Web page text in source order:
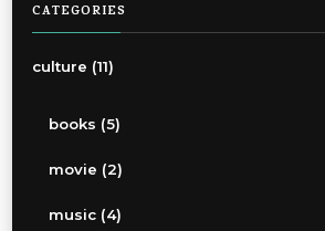
CATEGORIES
culture (11)
books (5)
movie (2)
music (4)